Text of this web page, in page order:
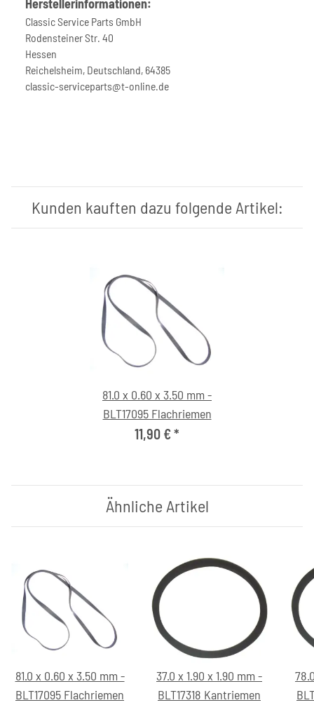
Herstellerinformationen:
Classic Service Parts GmbH
Rodensteiner Str. 40
Hessen
Reichelsheim, Deutschland, 64385
classic-serviceparts@t-online.de
Kunden kauften dazu folgende Artikel:
81.0 x 0.60 x 3.50 mm -
BLT17095 Flachriemen
11,90 €*
Ähnliche Artikel
81.0 x 0.60 x 3.50 mm -
BLT17095 Flachriemen
37.0 x 1.90 x 1.90 mm -
BLT17318 Kantriemen